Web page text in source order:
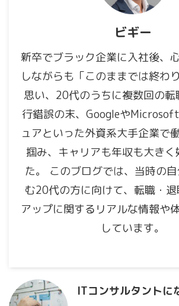
ビギー
新卒でブラック企業に入社後、
しながらも「このままでは終わ
思い、20代のうちに複数回の
行錯誤の末、Googleや
ュアといった外資系大手企業で
掴み、キャリアも年収も大きく
た。 このブログでは、当時の
む20代の方に向けて、転職・
アップに関するリアルな情報や
しています。
ITコンサルタントに